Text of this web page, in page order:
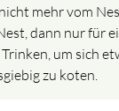
mehr vom
dann nur für
um sich
zu koten.